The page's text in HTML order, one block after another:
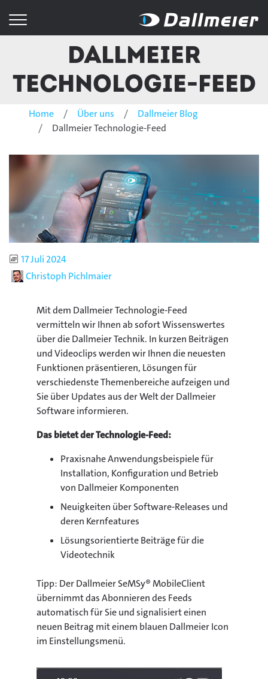
Dallmeier
Technologie-Feed
Home Über uns
Dallmeier Blog
Dallmeier Technologie-Feed
Publiziert
17 Juli 2024
AutorChristoph Pichlmaier
Mit dem Dallmeier Technologie-Feed
vermitteln wir Ihnen ab sofort Wissenswertes
über die Dallmeier Technik. In kurzen Beiträgen
und Videoclips werden wir Ihnen die neuesten
Funktionen präsentieren, Lösungen für
verschiedenste Themenbereiche aufzeigen und
Sie über Updates aus der Welt der Dallmeier
Software informieren.
Das bietet der Technologie-Feed:
Praxisnahe Anwendungsbeispiele für
Installation, Konfiguration und Betrieb
von Dallmeier Komponenten
Neuigkeiten über Software-Releases und
deren Kernfeatures
Lösungsorientierte Beiträge für die
Videotechnik
Tipp: Der Dallmeier SeMSy® MobileClient
übernimmt das Abonnieren des Feeds
automatisch für Sie und signalisiert einen
neuen Beitrag mit einem blauen Dallmeier Icon
im Einstellungsmenü.